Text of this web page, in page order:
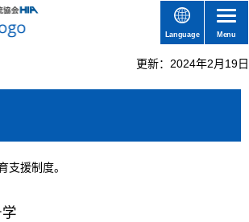
Language Menu
更新：2024年2月19日
支援制度。